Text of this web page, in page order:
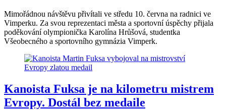
Mimořádnou návštěvu přivítali ve středu 10. června na radnici ve
Vimperku. Za svou reprezentaci města a sportovní úspěchy přijala
poděkování olympionička Karolína Hrůšová, studentka
Všeobecného a sportovního gymnázia Vimperk.
Kanoista Fuksa je na kilometru mistrem
Evropy. Dostál bez medaile